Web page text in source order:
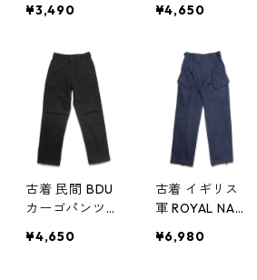
キーズ カーゴ
パンツ ネイビ
ー 表記：W30L
32 gd403161
n w40711
¥3,490
ップストップ
記：M-REGULA
R gd403122n
w40707
¥4,650
古着 民間 BDU
カーゴパンツ
記：S-REGULA
¥4,650
古着 イギリス
軍 ROYAL NAV
ーゴパンツ 表
¥6,980